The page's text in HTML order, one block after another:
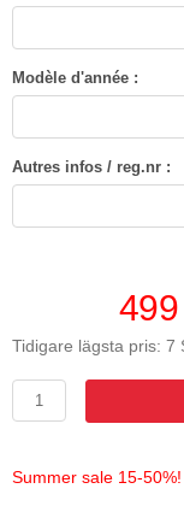
Modèle d'année :
Autres infos / reg.nr :
Tidigare lägsta pris: 7
Summer sale 15-50%!